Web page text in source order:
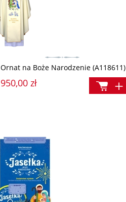
Ornat na Boże Narodzenie (A118611)
950,00 zł